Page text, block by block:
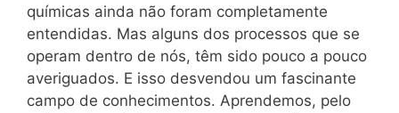
químicas ainda não foram completamente
entendidas. Mas alguns dos processos que se
operam dentro de nós, têm sido pouco a pouco
averiguados. E isso desvendou um fascinante
campo de conhecimentos. Aprendemos, pelo